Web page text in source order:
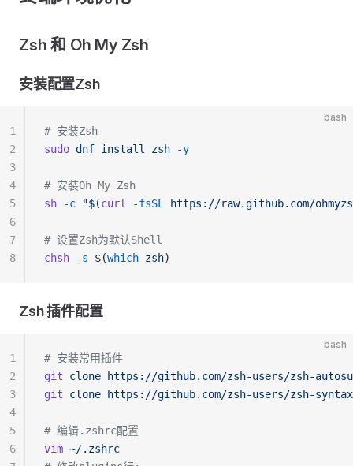
Zsh 和 Oh My Zsh
安装配置Zsh
bash
# 安装Zsh
sudo dnf install zsh -y
# 安装Oh My Zsh
sh -c "$(curl -fsSL https://raw.github.com/
# 设置Zsh为默认Shell
chsh -s $(which zsh)
1
2
3
4
5
6
7
8
Zsh 插件配置
bash
# 安装常用插件
git clone https://github.com/zsh-users/zsh-
git clone https://github.com/zsh-users/zsh-
# 编辑.zshrc配置
vim ~/.zshrc
1
2
3
4
5
6